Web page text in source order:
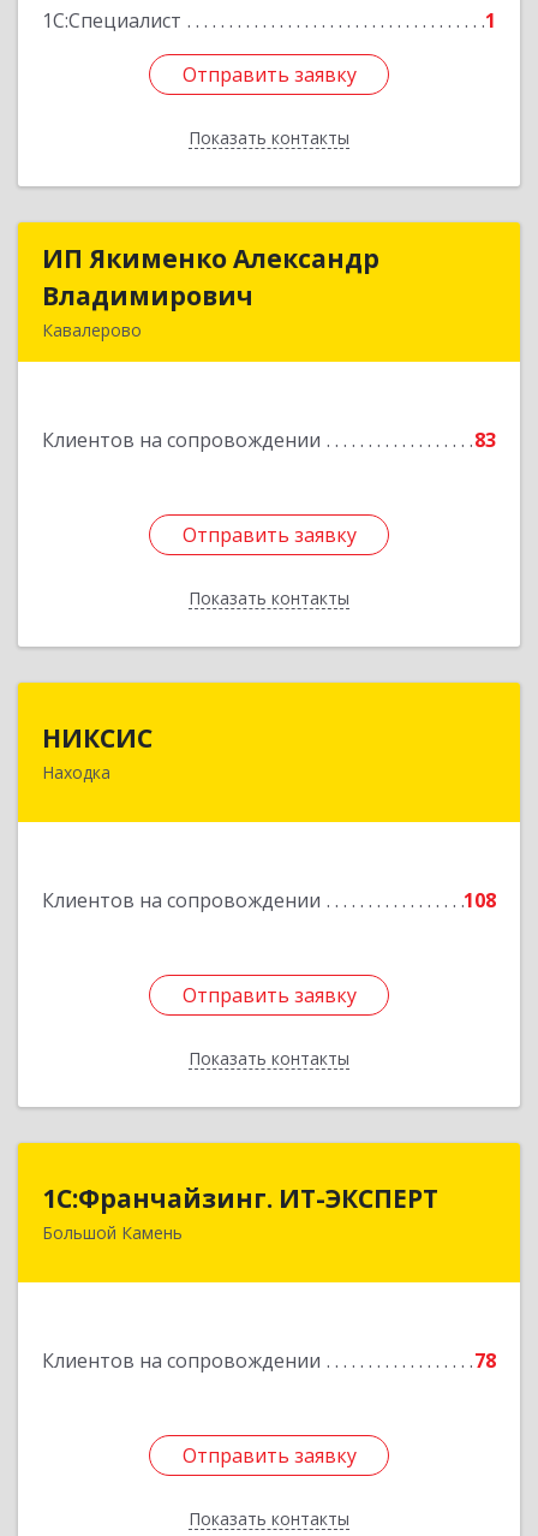
1С:Специалист 1
Отправить заявку
Показать контакты
Отправить заявку
Назад
ИП Якименко Александр
Владимирович
Кавалерово
Клиентов на сопровождении 83
Отправить заявку
Показать контакты
ИП Якименко Александр
Подробнее
Отправить заявку
Назад
НИКСИС
Находка
Клиентов на сопровождении 108
Отправить заявку
Показать контакты
Отправить заявку
Назад
1С:Франчайзинг. ИТ-ЭКСПЕРТ
Большой Камень
Клиентов на сопровождении 78
Отправить заявку
Показать контакты
1С:Франчайзинг. ИТ-ЭКСПЕРТ
692806, Приморский край, Большой Камень г,
Отправить заявку
Назад